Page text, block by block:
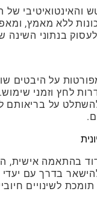
והאינטואיטיבי של
ללא מאמץ,
בנתוני השינה
על היבטים
לחץ וזמני
על בריאותם
בהתאמה אישית,
בדרך עם
תומכת לשינויים